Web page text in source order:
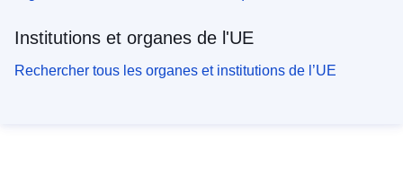
Institutions et organes de l'UE
Rechercher tous les organes et institutions de l’UE